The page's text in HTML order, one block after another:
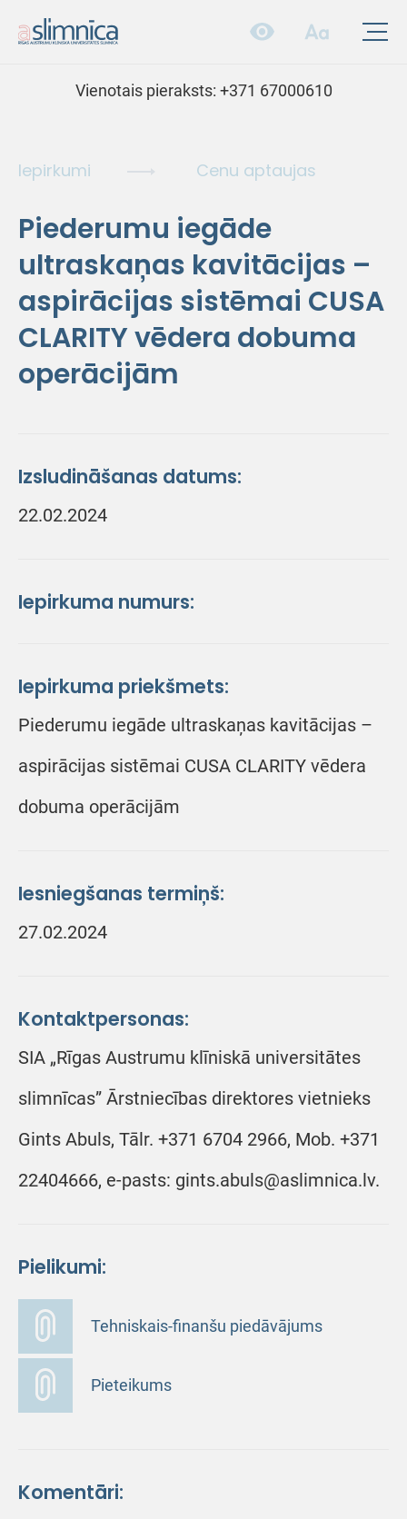
Vienotais pieraksts: +371 67000610
Iepirkumi Cenu aptaujas
Piederumu iegāde
ultraskaņas kavitācijas –
aspirācijas sistēmai CUSA
CLARITY vēdera dobuma
operācijām
Izsludināšanas datums:
22.02.2024
Iepirkuma numurs:
Iepirkuma priekšmets:
Piederumu iegāde ultraskaņas kavitācijas –
aspirācijas sistēmai CUSA CLARITY vēdera
dobuma operācijām
Iesniegšanas termiņš:
27.02.2024
Kontaktpersonas:
SIA „Rīgas Austrumu klīniskā universitātes
slimnīcas” Ārstniecības direktores vietnieks
Gints Abuls, Tālr. +371 6704 2966, Mob. +371
22404666, e-pasts: gints.abuls@aslimnica.lv.
Pielikumi:
Tehniskais-finanšu piedāvājums
Pieteikums
Komentāri: